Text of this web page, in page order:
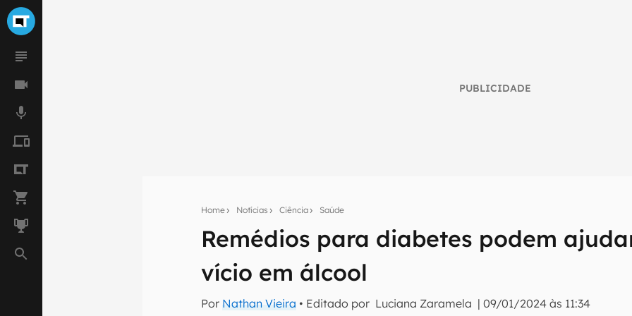
PUBLICIDADE
Home Notícias Ciência Saúde
Remédios para diabetes podem
vício em álcool
Por Nathan Vieira • Editado por Luciana Zaramela |09/01/2024 às 11:34
Seu resumo inteligente do mundo tech!
Assine a newsletter do Canaltech e receba notícias e reviews sobre tecnologia
mão.
E-mail